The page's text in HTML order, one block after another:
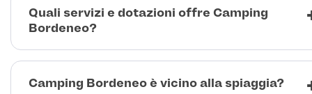
Quali servizi e dotazioni offre Camping
Bordeneo?
Camping Bordeneo è vicino alla spiaggia?